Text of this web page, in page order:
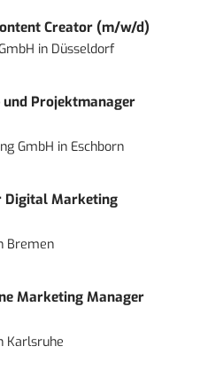
Creator (m/w/d)
in Düsseldorf
Projektmanager
GmbH in Eschborn
Digital Marketing
Bremen
Marketing Manager
Karlsruhe